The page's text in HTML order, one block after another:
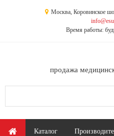
Москва, Коровинское
Время работы:
продажа
Главное меню
Каталог